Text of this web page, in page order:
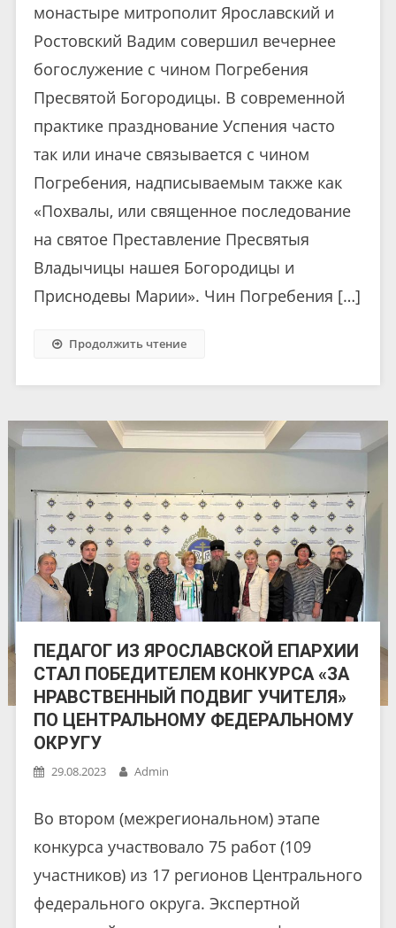
монастыре митрополит Ярославский и
Ростовский Вадим совершил вечернее
богослужение с чином Погребения
Пресвятой Богородицы. В современной
практике празднование Успения часто
так или иначе связывается с чином
Погребения, надписываемым также как
«Похвалы, или священное последование
на святое Преставление Пресвятыя
Владычицы нашея Богородицы и
Приснодевы Марии». Чин Погребения […]
Продолжить чтение
ПЕДАГОГ ИЗ ЯРОСЛАВСКОЙ ЕПАРХИИ
СТАЛ ПОБЕДИТЕЛЕМ КОНКУРСА «ЗА
НРАВСТВЕННЫЙ ПОДВИГ УЧИТЕЛЯ»
ПО ЦЕНТРАЛЬНОМУ ФЕДЕРАЛЬНОМУ
ОКРУГУ
29.08.2023 Admin
Во втором (межрегиональном) этапе
конкурса участвовало 75 работ (109
участников) из 17 регионов Центрального
федерального округа. Экспертной